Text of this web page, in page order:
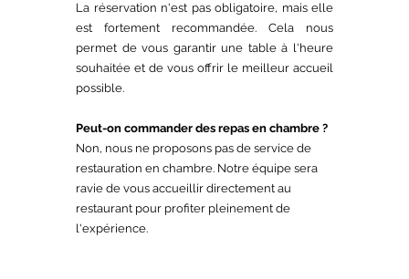
La réservation n'est pas obligatoire, mais elle
est fortement recommandée. Cela nous
permet de vous garantir une table à l'heure
souhaitée et de vous offrir le meilleur accueil
possible.
Peut-on commander des repas en chambre ?
Non, nous ne proposons pas de service de
restauration en chambre. Notre équipe sera
ravie de vous accueillir directement au
restaurant pour profiter pleinement de
l'expérience.